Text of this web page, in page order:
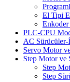
El Tipi
Enkoder
PLC-CPU
AC Sürücüler-
Servo Motor
Step Motor ve
Step
Step